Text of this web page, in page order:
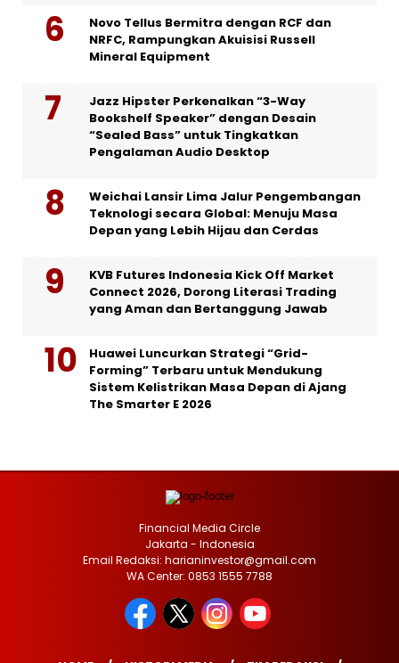
Novo Tellus Bermitra dengan RCF dan
NRFC, Rampungkan Akuisisi Russell
Mineral Equipment
Jazz Hipster Perkenalkan “3-Way
Bookshelf Speaker” dengan Desain
“Sealed Bass” untuk Tingkatkan
Pengalaman Audio Desktop
Weichai Lansir Lima Jalur Pengembangan
Teknologi secara Global: Menuju Masa
Depan yang Lebih Hijau dan Cerdas
KVB Futures Indonesia Kick Off Market
Connect 2026, Dorong Literasi Trading
yang Aman dan Bertanggung Jawab
Huawei Luncurkan Strategi “Grid-
Forming” Terbaru untuk Mendukung
Sistem Kelistrikan Masa Depan di Ajang
The Smarter E 2026
Financial Media Circle
Jakarta - Indonesia
Email Redaksi: harianinvestor@gmail.com
WA Center: 0853 1555 7788